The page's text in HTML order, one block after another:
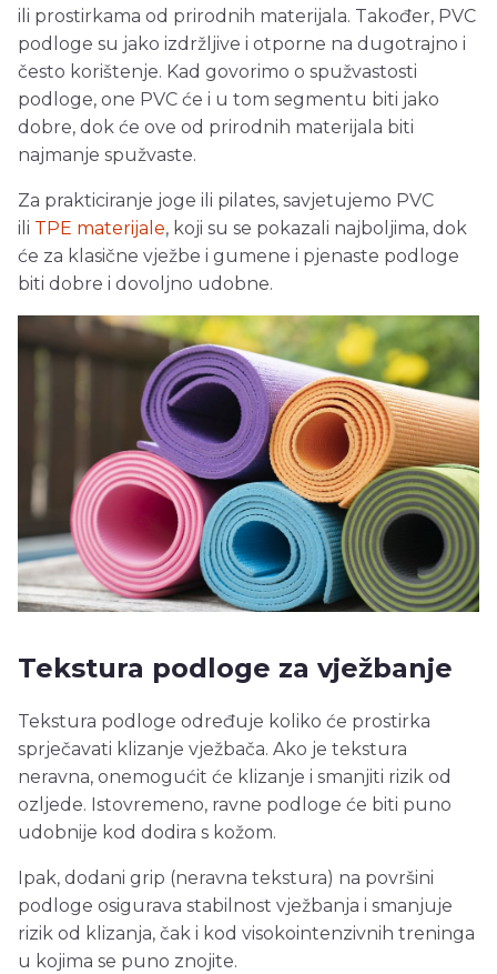
ili prostirkama od prirodnih materijala. Također, PVC
podloge su jako izdržljive i otporne na dugotrajno i
često korištenje. Kad govorimo o spužvastosti
podloge, one PVC će i u tom segmentu biti jako
dobre, dok će ove od prirodnih materijala biti
najmanje spužvaste.
Za prakticiranje joge ili pilates, savjetujemo PVC
ili TPE materijale, koji su se pokazali najboljima, dok
će za klasične vježbe i gumene i pjenaste podloge
biti dobre i dovoljno udobne.
Tekstura podloge za vježbanje
Tekstura podloge određuje koliko će prostirka
sprječavati klizanje vježbača. Ako je tekstura
neravna, onemogućit će klizanje i smanjiti rizik od
ozljede. Istovremeno, ravne podloge će biti puno
udobnije kod dodira s kožom.
Ipak, dodani grip (neravna tekstura) na površini
podloge osigurava stabilnost vježbanja i smanjuje
rizik od klizanja, čak i kod visokointenzivnih treninga
u kojima se puno znojite.